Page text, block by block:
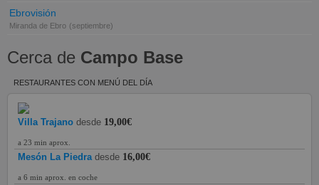
Ebrovisión
Miranda de Ebro (septiembre)
Cerca de Campo Base
RESTAURANTES CON MENÚ DEL DÍA
Villa Trajano desde 19,00€
a 23 min aprox.
Mesón La Piedra desde 16,00€
a 6 min aprox. en coche